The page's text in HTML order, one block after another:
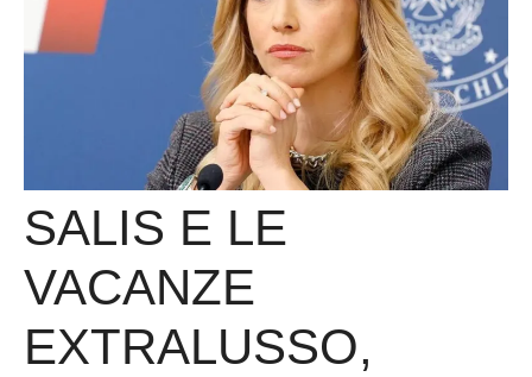
SALIS E LE
VACANZE
EXTRALUSSO,